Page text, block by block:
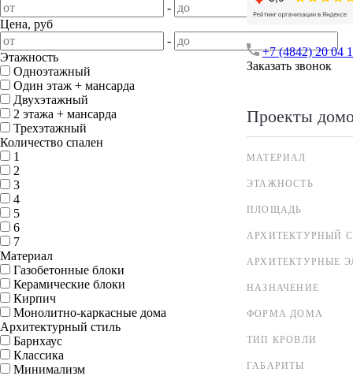
+7 (4842) 20 04
Заказать звонок
Проекты
МАТЕРИАЛ
ЭТАЖНОСТЬ
ПЛОЩАДЬ
АРХИТЕКТУРНЫЙ
АРХИТЕКТУРНЫЕ
НАЗНАЧЕНИЕ
ФОРМА ДОМА
ТИП КРОВЛИ
ГАБАРИТЫ
-
Цена, руб
-
Этажность
Одноэтажный
Один этаж + мансарда
Двухэтажный
2 этажа + мансарда
Трехэтажный
Количество спален
1
2
3
4
5
6
7
Материал
Газобетонные блоки
Керамические блоки
Кирпич
Монолитно-каркасные дома
Архитектурный стиль
Барнхаус
Классика
Минимализм